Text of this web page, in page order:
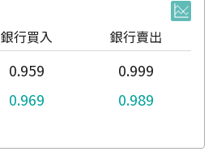
銀行買入
銀行賣出
0.959
0.999
0.969
0.989